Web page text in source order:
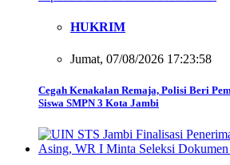
HUKRIM
Jumat, 07/08/2026 17:23:58
Cegah Kenakalan Remaja, Polisi Beri
Siswa SMPN 3 Kota Jambi